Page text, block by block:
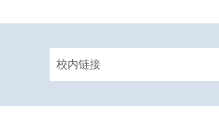
校内链接